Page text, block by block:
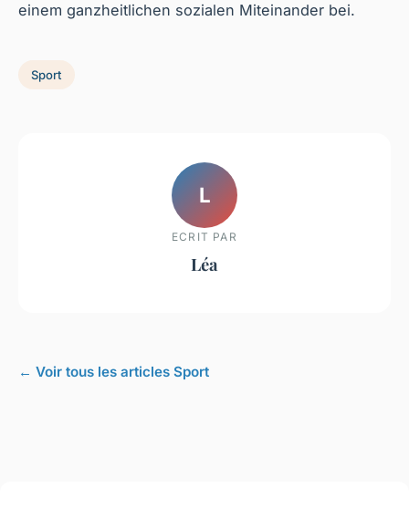
einem ganzheitlichen sozialen Miteinander bei.
Sport
L
ECRIT PAR
Léa
← Voir tous les articles Sport